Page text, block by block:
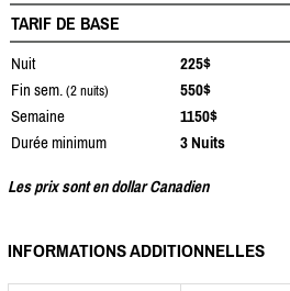
TARIF DE BASE
Nuit
225$
Fin sem. (2 nuits)
550$
Semaine
1150$
Durée minimum
3 Nuits
Les prix sont en dollar Canadien
INFORMATIONS ADDITIONNELLES